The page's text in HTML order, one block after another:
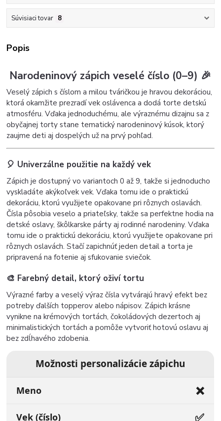
Súvisiaci tovar 8
Popis
Narodeninový zápich veselé číslo (0–9) 🎉
Veselý zápich s číslom a milou tváričkou je hravou dekoráciou,
ktorá okamžite prezradí vek oslávenca a dodá torte detskú
atmosféru. Vďaka jednoduchému, ale výraznému dizajnu sa z
obyčajnej torty stane tematický narodeninový kúsok, ktorý
zaujme deti aj dospelých už na prvý pohľad.
🎈 Univerzálne použitie na každý vek
Zápich je dostupný vo variantoch 0 až 9, takže si jednoducho
vyskladáte akýkoľvek vek. Vďaka tomu ide o praktickú
dekoráciu, ktorú využijete opakovane pri rôznych oslavách.
Čísla pôsobia veselo a priateľsky, takže sa perfektne hodia na
detské oslavy, škôlkarske párty aj rodinné narodeniny. Vďaka
tomu ide o praktickú dekoráciu, ktorú využijete opakovane pri
rôznych oslavách. Stačí zapichnúť jeden detail a torta je
pripravená na fotenie aj sfukovanie sviečok.
🎨 Farebný detail, ktorý oživí tortu
Výrazné farby a veselý výraz čísla vytvárajú hravý efekt bez
potreby ďalších topperov alebo nápisov. Zápich krásne
vynikne na krémových tortách, čokoládových dezertoch aj
minimalistických tortách a pomôže vytvoriť hotovú oslavu aj
bez zdĺhavého zdobenia.
Možnosti personalizácie zápichu
Meno ❌
Vek (číslo) ✅